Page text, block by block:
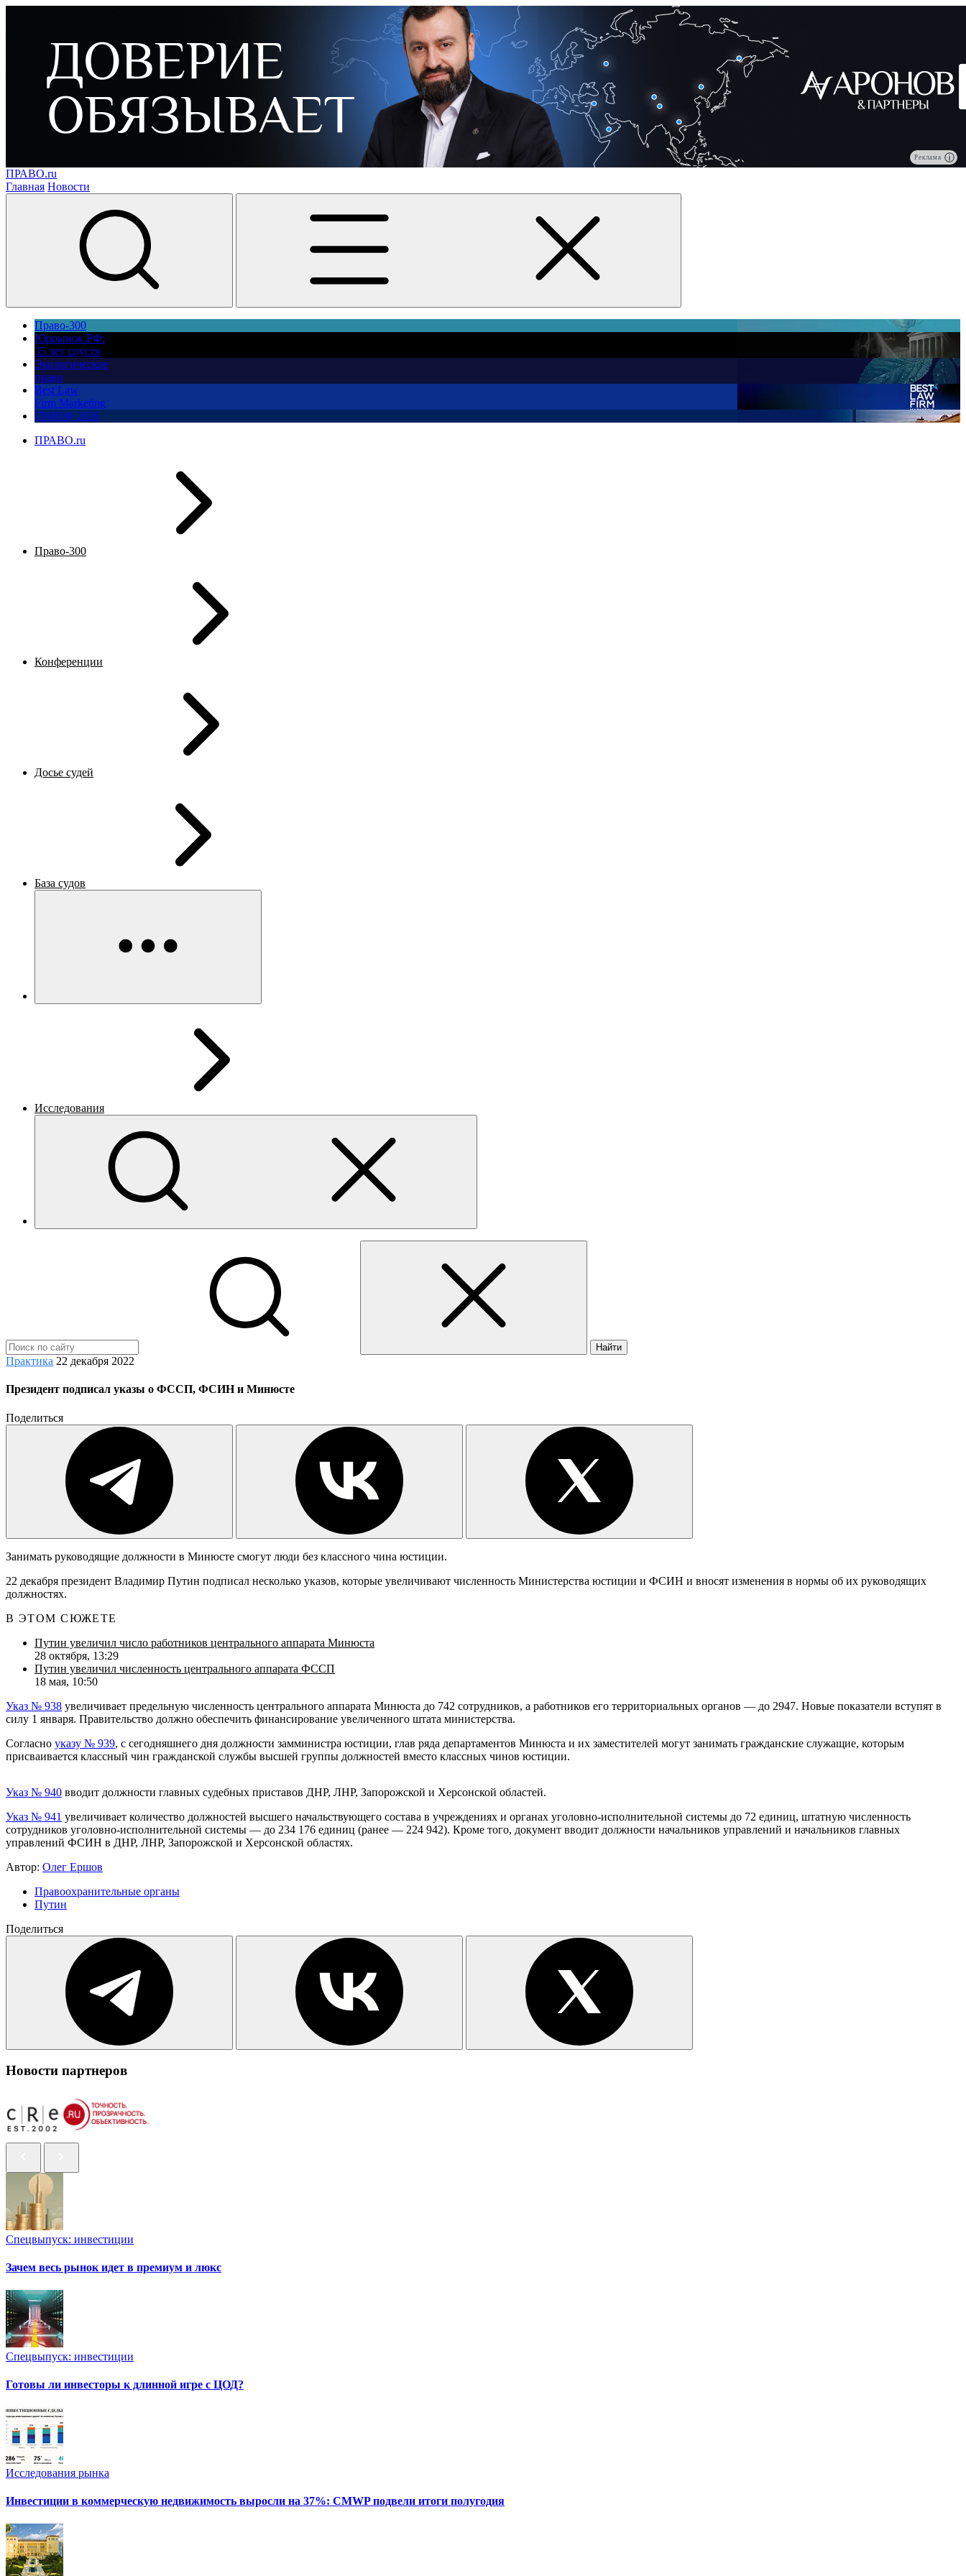
Реклама
ПРАВО.ru
Главная Новости
Право-300
Юррынок РФ:
35 лет спустя
Экологическое
право
Best Law
Firm Marketing
ПМЮФ 2026
ПРАВО.ru
Право-300
Конференции
Досье судей
База судов
Исследования
Найти
Практика 22 декабря 2022
Президент подписал указы о ФССП, ФСИН и Минюсте
Поделиться
Занимать руководящие должности в Минюсте смогут люди без классного чина юстиции.
22 декабря президент Владимир Путин подписал несколько указов, которые увеличивают численность Министерства юстиции и ФСИН и вносят изменения в нормы об их руководящих
должностях.
В ЭТОМ СЮЖЕТЕ
Путин увеличил число работников центрального аппарата Минюста
28 октября, 13:29
Путин увеличил численность центрального аппарата ФССП
18 мая, 10:50
Указ № 938 увеличивает предельную численность центрального аппарата Минюста до 742 сотрудников, а работников его территориальных органов — до 2947. Новые показатели вступят в
силу 1 января. Правительство должно обеспечить финансирование увеличенного штата министерства.
Согласно указу № 939, с сегодняшнего дня должности замминистра юстиции, глав ряда департаментов Минюста и их заместителей могут занимать гражданские служащие, которым
присваивается классный чин гражданской службы высшей группы должностей вместо классных чинов юстиции.
Указ № 940 вводит должности главных судебных приставов ДНР, ЛНР, Запорожской и Херсонской областей.
Указ № 941 увеличивает количество должностей высшего начальствующего состава в учреждениях и органах уголовно-исполнительной системы до 72 единиц, штатную численность
сотрудников уголовно-исполнительной системы — до 234 176 единиц (ранее — 224 942). Кроме того, документ вводит должности начальников управлений и начальников главных
управлений ФСИН в ДНР, ЛНР, Запорожской и Херсонской областях.
Автор: Олег Ершов
Правоохранительные органы
Путин
Поделиться
Новости партнеров
Спецвыпуск: инвестиции
Зачем весь рынок идет в премиум и люкс
Спецвыпуск: инвестиции
Готовы ли инвесторы к длинной игре с ЦОД?
Исследования рынка
Инвестиции в коммерческую недвижимость выросли на 37%: CMWP подвели итоги полугодия